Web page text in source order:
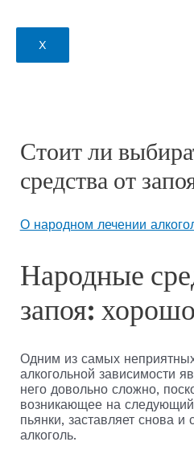
X
Стоит ли
средства от
О народном лечении
Народные
запоя:
Одним из самых
алкогольной зависимости
него довольно сложно,
возникающее на
пьянки, заставляет снова и
алкоголь.